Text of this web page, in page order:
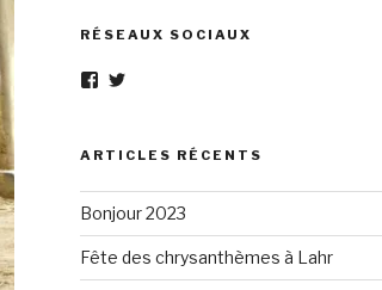
RÉSEAUX SOCIAUX
Voir
Eléphant-
160596147294205
sur
Facebook
Voir
elephantgris
Twitter
ARTICLES RÉCENTS
Bonjour 2023
Fête des chrysanthèmes à Lahr